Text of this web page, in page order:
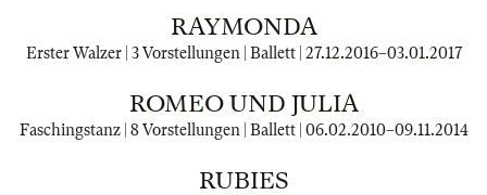
RAYMONDA
Erster Walzer | 3 Vorstellungen | Ballett | 27.12.2016–03.01.2017
ROMEO UND JULIA
Faschingstanz | 8 Vorstellungen | Ballett | 06.02.2010–09.11.2014
RUBIES